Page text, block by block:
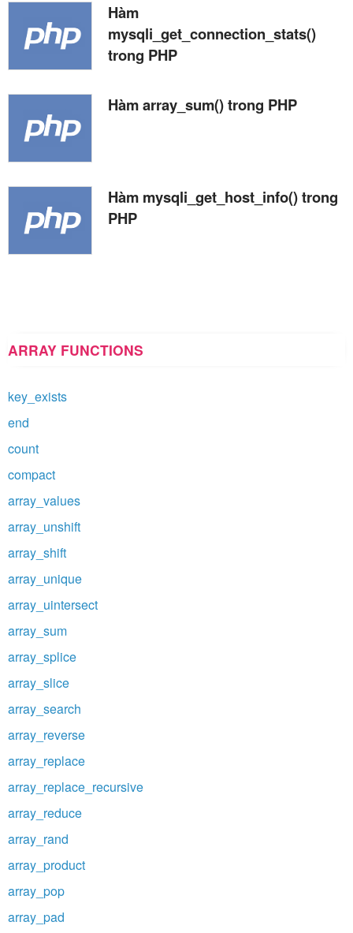
Hàm
mysqli_get_connection_stats()
trong PHP
Hàm array_sum() trong PHP
Hàm mysqli_get_host_info() trong
PHP
ARRAY FUNCTIONS
key_exists
end
count
compact
array_values
array_unshift
array_shift
array_unique
array_uintersect
array_sum
array_splice
array_slice
array_search
array_reverse
array_replace
array_replace_recursive
array_reduce
array_rand
array_product
array_pop
array_pad